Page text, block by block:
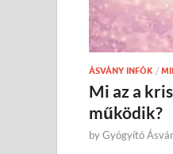
ÁSVÁNY INFÓK /
Mi az a
működik?
byGyógyító